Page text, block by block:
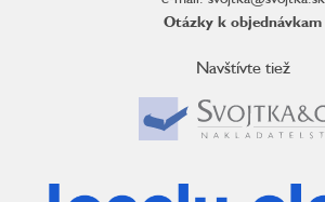
Otázky k objednávkam
Navštívte tiež